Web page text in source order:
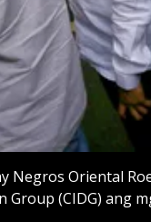
Negros Oriental
(CIDG) ang